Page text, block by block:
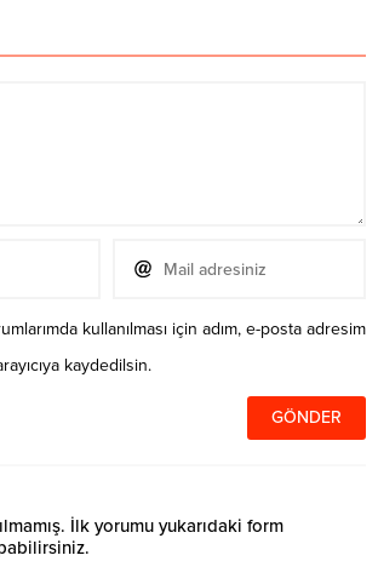
kullanılması için adım, e-posta adresim
kaydedilsin.
İlk yorumu yukarıdaki form